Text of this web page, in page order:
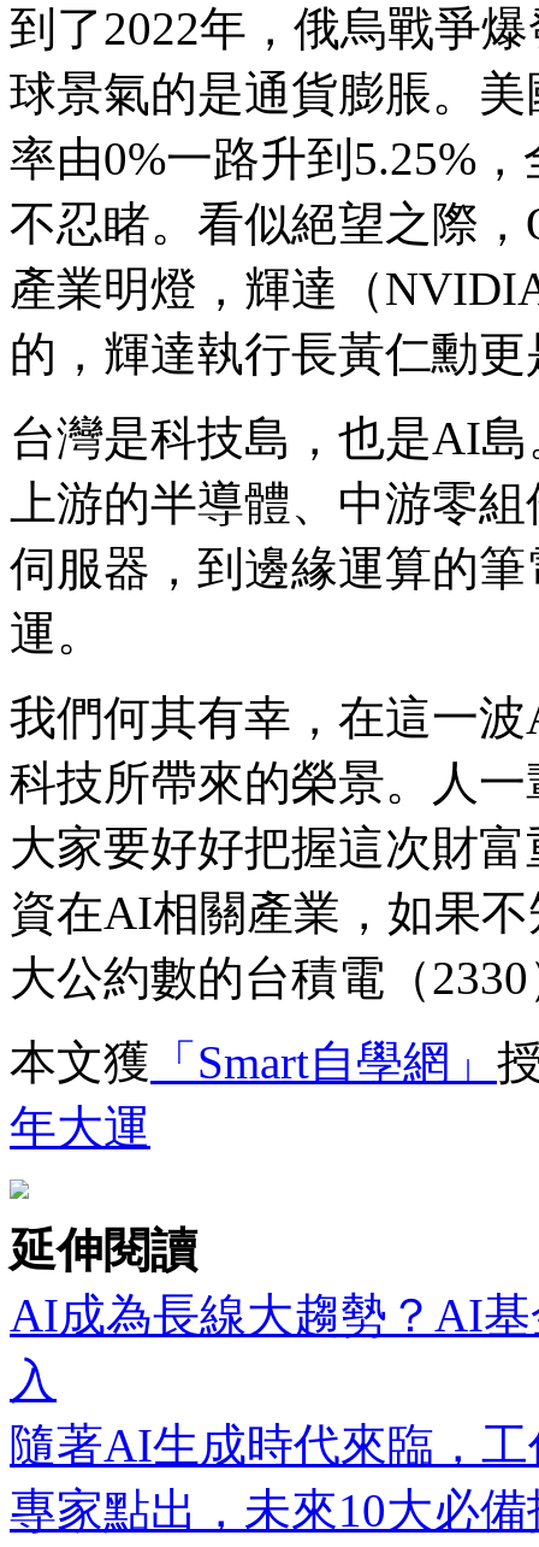
到了2022年，俄烏戰爭
球景氣的是通貨膨脹。
率由0%一路升到5.25%
不忍睹。看似絕望之際
產業明燈，輝達（
的，輝達執行長黃仁勳
台灣是科技島，也是AI
上游的半導體、中游零
伺服器，到邊緣運算的
運。
我們何其有幸，在這一
科技所帶來的榮景。人
大家要好好把握這次財
資在AI相關產業，如果
大公約數的台積電（
本文獲 「Smart自學網」
年大運
延伸閱讀
AI成為長線大趨勢？AI
入
隨著AI生成時代來臨，
專家點出，未來10大必